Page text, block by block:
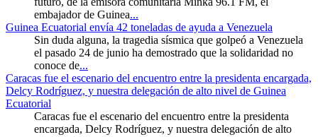
embajador de Guinea...
Guinea Ecuatorial envía 42 toneladas de ayuda a Venezuela
Sin duda alguna, la tragedia sísmica que golpeó a Venezuela
el pasado 24 de junio ha demostrado que la solidaridad no
conoce de...
Caracas fue el escenario del encuentro entre la presidenta encargada,
Delcy Rodríguez, y nuestra delegación de alto nivel de Guinea
Ecuatorial
Caracas fue el escenario del encuentro entre la presidenta
encargada, Delcy Rodríguez, y nuestra delegación de alto